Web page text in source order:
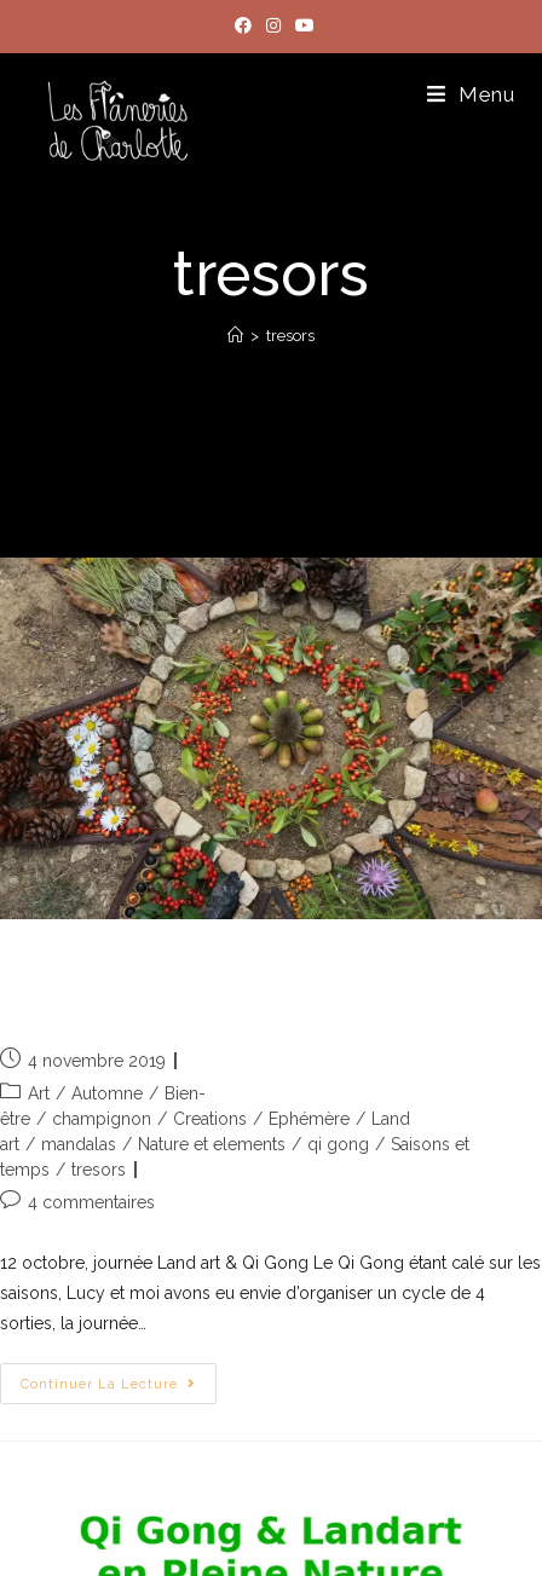
Menu
tresors
> tresors
4 novembre 2019
Art / Automne / Bien-
être / champignon / Creations / Ephémère /
Land
art / mandalas / Nature et elements / qi gong / Saisons et
temps / tresors
4 commentaires
12 octobre, journée Land art & Qi Gong Le Qi Gong étant calé sur les
saisons, Lucy et moi avons eu envie d’organiser un cycle de 4
sorties, la journée…
Continuer La Lecture